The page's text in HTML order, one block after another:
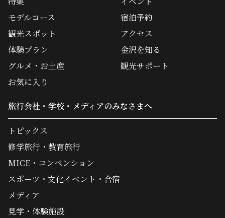
モデルコース
観光スポット
体験プラン
グルメ・お土産
宿泊予約
アクセス
金沢を知る
観光サポート
お気に入り
旅行会社・学校・メディアのみなさまへ
トピックス
修学旅行・教育旅行
MICE・コンベンション
スポーツ・文化イベント・合宿
メディア
見学・体験施設